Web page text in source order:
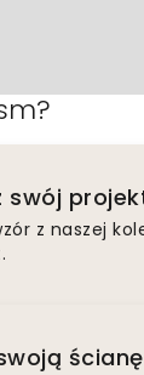
swój
z naszej
ścianę